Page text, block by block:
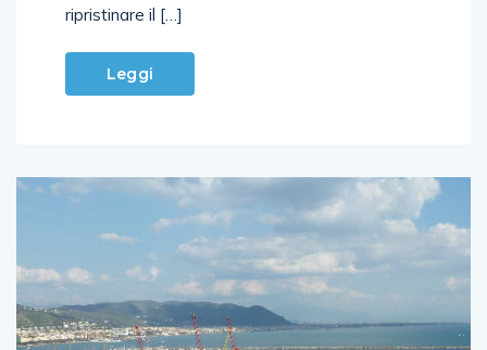
ripristinare il […]
Leggi